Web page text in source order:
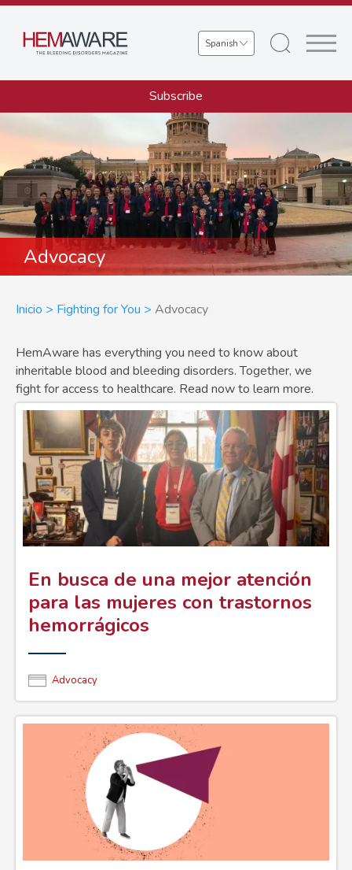
Skip
main
Select
your
language
Subscribe
Advocacy
Sobrescribir
enlaces
de
ayuda
la
navegación
Inicio Fighting for You Advocacy
HemAware has everything you need to know about
inheritable blood and bleeding disorders. Together, we
fight for access to healthcare. Read now to learn more.
En busca de una mejor atención
para las mujeres con trastornos
hemorrágicos
Advocacy